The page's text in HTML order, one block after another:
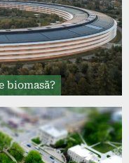
biomasă?